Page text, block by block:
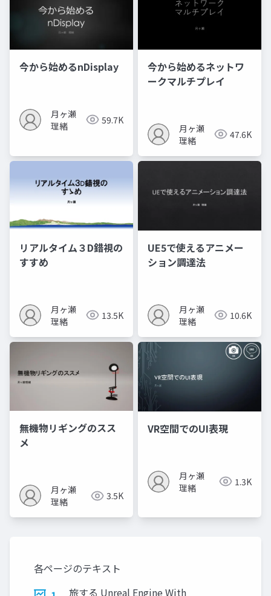
今から始めるnDisplay
月ヶ瀬
理緒
59.7K
今から始めるネットワ
ークマルチプレイ
月ヶ瀬
理緒
47.6K
リアルタイム３D錯視の
すすめ
月ヶ瀬
理緒
13.5K
UE5で使えるアニメー
ション調達法
月ヶ瀬
理緒
10.6K
無機物リギングのスス
メ
月ヶ瀬
理緒
3.5K
VR空間でのUI表現
月ヶ瀬
理緒
1.3K
各ページのテキスト
旅する Unreal Engine With